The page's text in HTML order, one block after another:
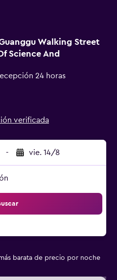
Walking Street
Science And
24 horas
verificada
- vie. 14/8
barata de precio por noche